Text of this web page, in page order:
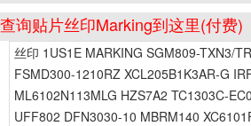
查询贴片丝印Marking到这里(付费)
丝印 1US1E MARKING SGM809-TXN3/
FSMD300-1210RZ XCL205B1K3AR-G
ML6102N113MLG HZS7A2 TC1303C-
UFF802 DFN3030-10 MBRM140